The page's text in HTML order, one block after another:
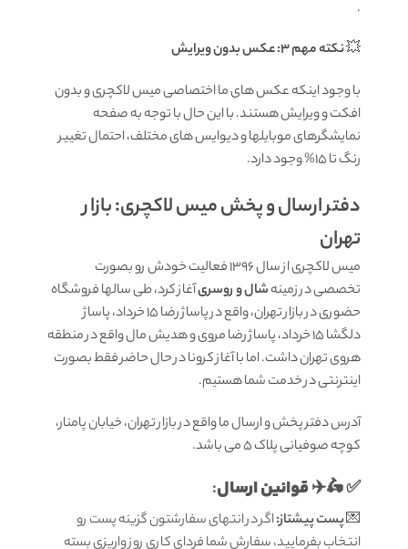
.
💥نکته مهم 3: عکس بدون ویرایش
با وجود اینکه عکس های ما اختصاصی میس لاکچری و بدون
افکت و ویرایش هستند. با این حال با توجه به صفحه
نمایشگرهای موبایلها و دیوایس های مختلف، احتمال تغییر
رنگ تا 15% وجود دارد.
دفتر ارسال و پخش میس لاکچری: بازار
تهران
میس لاکچری از سال 1396 فعالیت خودش رو بصورت
تخصصی در زمینهشال و روسریآغاز کرد، طی سالها فروشگاه
حضوری در بازار تهران، واقع در پاساژ رضا 15 خرداد، پاساژ
دلگشا 15 خرداد، پاساژ رضا مروی و هدیش مال واقع در منطقه
هروی تهران داشت. اما با آغاز کرونا در حال حاضر فقط بصورت
اینترنتی در خدمت شما هستیم.
آدرس دفتر پخش و ارسال ما واقع در بازار تهران، خیابان پامنار،
کوچه صوفیانی پلاک 5 می باشد.
✅ 🛵✈️قوانين ارسال:
💌پست پیشتاز:اگر در انتهای سفارشتون گزینه پست رو
انتخاب بفرمایید، سفارش شما فردای کاری روز واریزی بسته